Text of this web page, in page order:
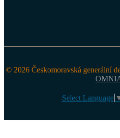
© 2026 Českomoravská generální
Select Language